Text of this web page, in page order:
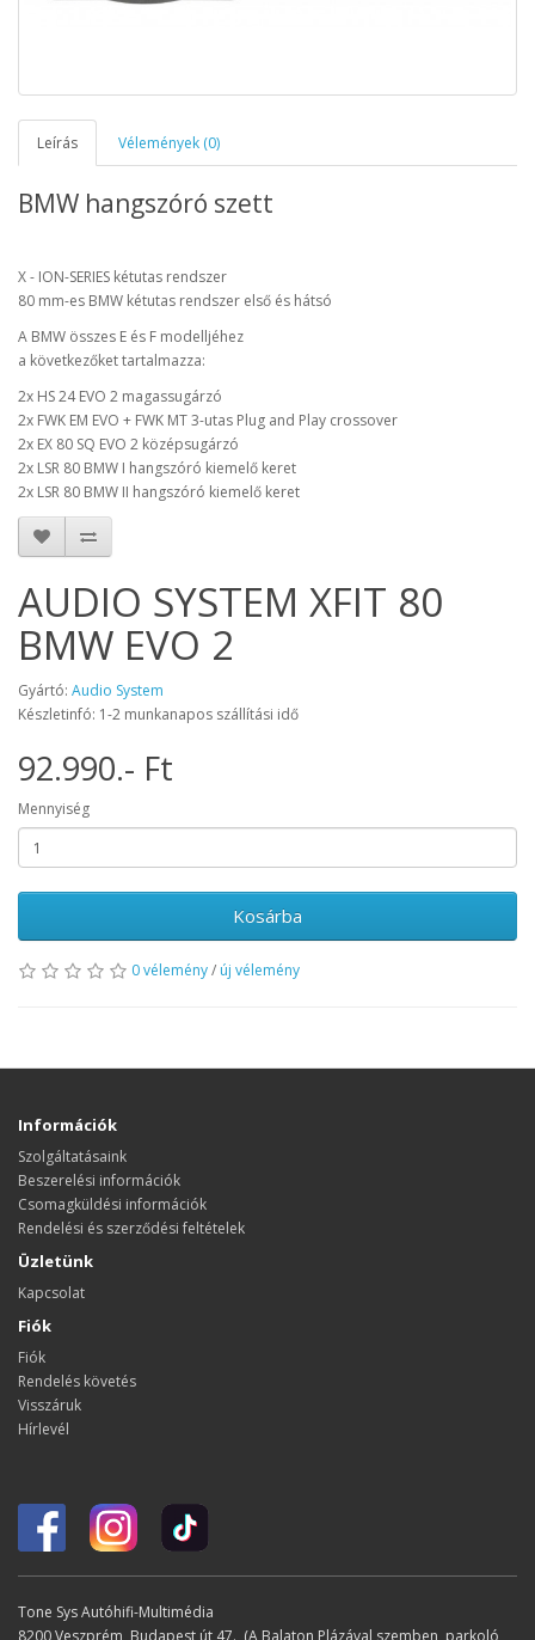
Leírás Vélemények (0)
BMW hangszóró szett
X - ION-SERIES kétutas rendszer
80 mm-es BMW kétutas rendszer első és hátsó
A BMW összes E és F modelljéhez
a következőket tartalmazza:
2x HS 24 EVO 2 magassugárzó
2x FWK EM EVO + FWK MT 3-utas Plug and Play crossover
2x EX 80 SQ EVO 2 középsugárzó
2x LSR 80 BMW I hangszóró kiemelő keret
2x LSR 80 BMW II hangszóró kiemelő keret
AUDIO SYSTEM XFIT 80
BMW EVO 2
Gyártó: Audio System
Készletinfó: 1-2 munkanapos szállítási idő
92.990.- Ft
Mennyiség
Kosárba
0 vélemény/ új vélemény
Információk
Szolgáltatásaink
Beszerelési információk
Csomagküldési információk
Rendelési és szerződési feltételek
Üzletünk
Kapcsolat
Fiók
Fiók
Rendelés követés
Visszáruk
Hírlevél
Tone Sys Autóhifi-Multimédia